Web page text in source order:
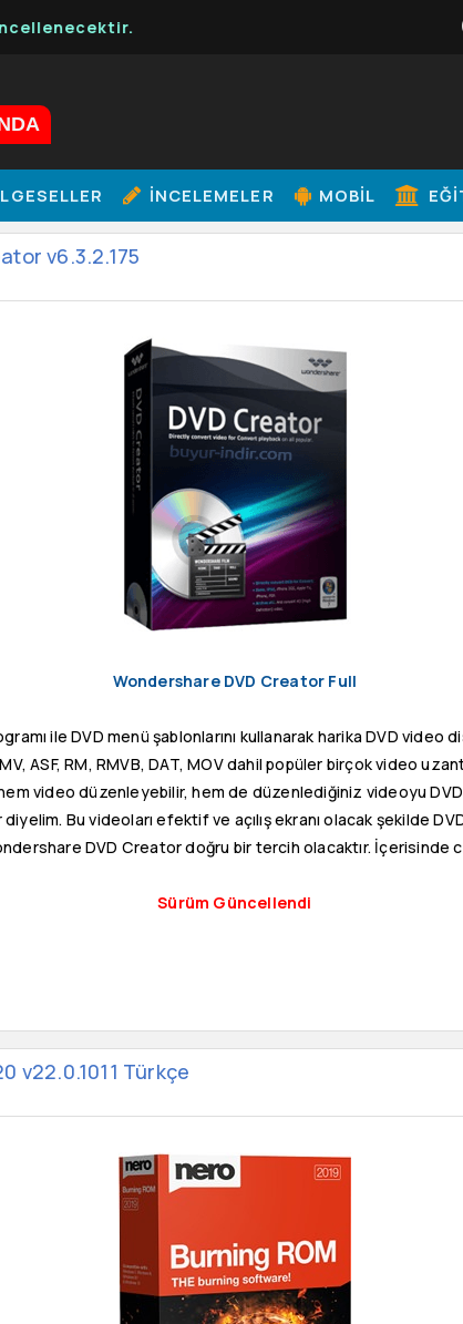
İNCELEMELER MOBIL
v6.3.2.175
Wondershare DVD Creator Full
ile DVD menü şablonlarını kullanarak harika DVD video
ASF, RM, RMVB, DAT, MOV dahil popüler birçok video
video düzenleyebilir, hem de düzenlediğiniz videoyu
diyelim. Bu videoları efektif ve açılış ekranı olacak şekilde
DVD Creator doğru bir tercih olacaktır. İçerisinde
Sürüm Güncellendi
v22.0.1011 Türkçe